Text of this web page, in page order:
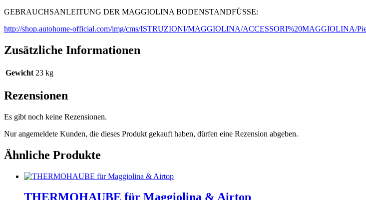
GEBRAUCHSANLEITUNG DER MAGGIOLINA BODENSTANDFÜSSE:
http://shop.autohome-official.com/img/cms/ISTRUZIONI/MAGGIOLINA/ACCESSORI%20MAGGIOLINA/
Zusätzliche Informationen
Gewicht 23 kg
Rezensionen
Es gibt noch keine Rezensionen.
Nur angemeldete Kunden, die dieses Produkt gekauft haben, dürfen eine Rezension abgeben.
Ähnliche Produkte
THERMOHAUBE für Maggiolina & Airtop